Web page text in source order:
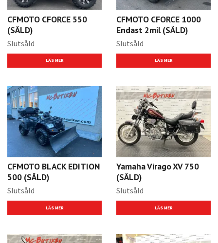
CFMOTO CFORCE 550
(SÅLD)
Slutsåld
LÄS MER
CFMOTO CFORCE 1000
Endast 2mil (SÅLD)
Slutsåld
LÄS MER
CFMOTO BLACK EDITION
500 (SÅLD)
Slutsåld
LÄS MER
Yamaha Virago XV 750
(SÅLD)
Slutsåld
LÄS MER